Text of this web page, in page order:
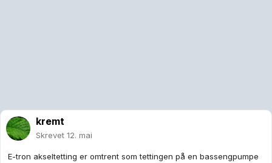
kremt
Skrevet 12. mai
E-tron akseltetting er omtrent som tettingen på en bassengpumpe